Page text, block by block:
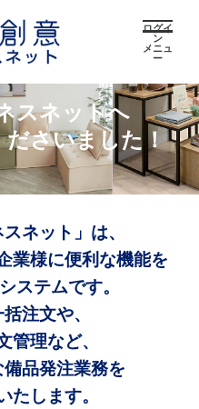
ログイ
ン
メニュ
ー
スネットへ
ださいました！
ネット」は、
業様に便利な機能を
ステムです。
注文や、
管理など、
品発注業務を
たします。